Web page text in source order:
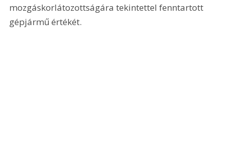
mozgáskorlátozottságára tekintettel fenntartott
gépjármű értékét.